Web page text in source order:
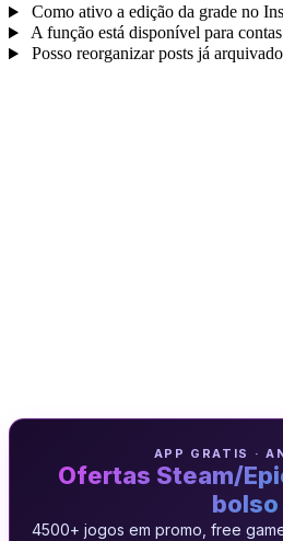
Como ativo a edição da grade no
A função está disponível para
Posso reorganizar posts já
APP GRATIS ·
Ofertas Steam/
bolso
4500+ jogos em promo, free